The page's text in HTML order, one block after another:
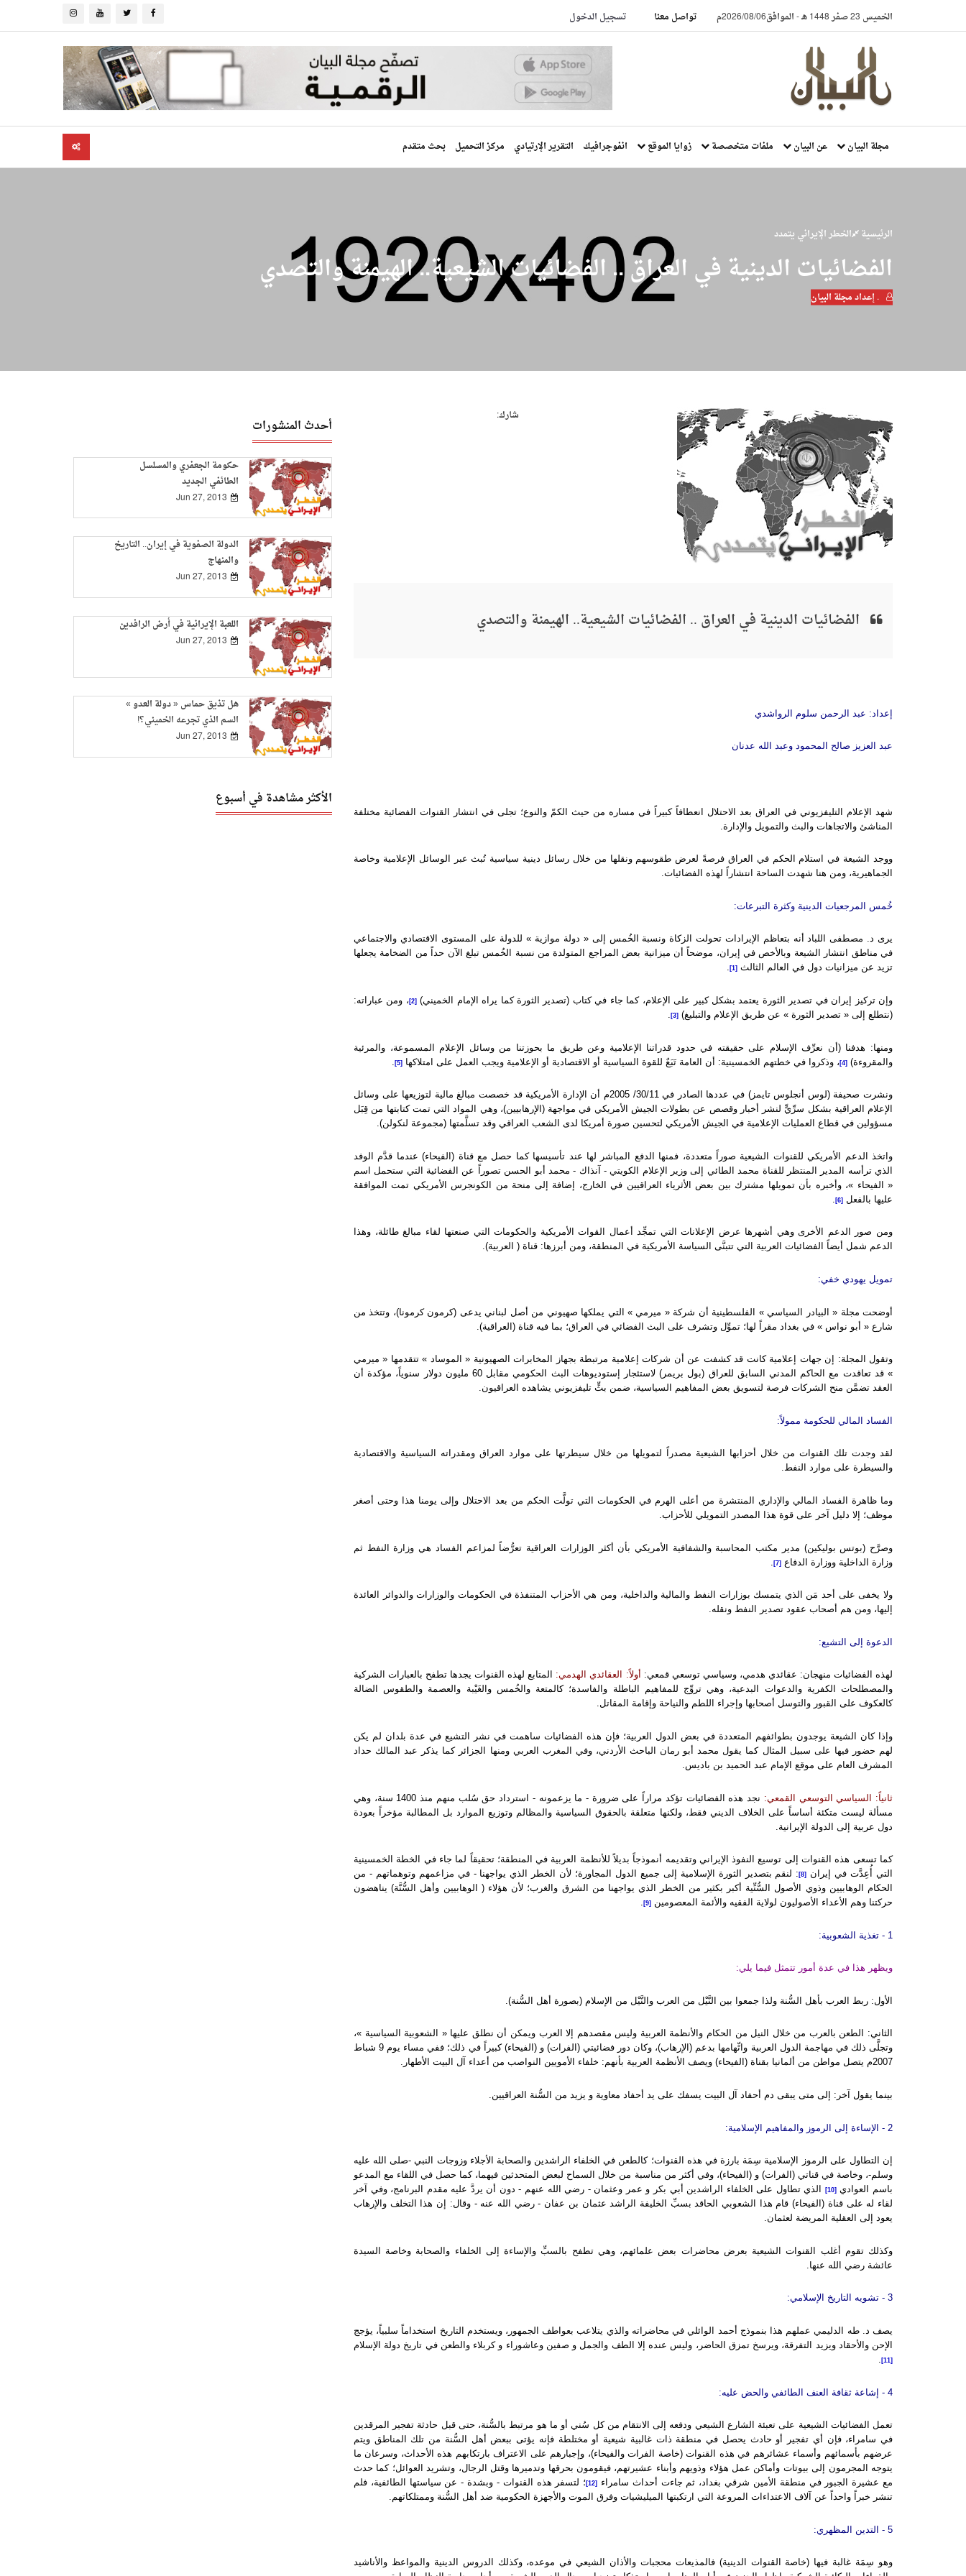
الخميس 23 صفر 1448 هـ -الموافق2026/08/06م تواصل معنا تسجيل الدخول
مجلة البيان عن البيان ملفات متخصصة زوايا الموقع انفوجرافيك التقرير الإرتيادي مركز التحميل بحث متقدم
الرئيسية الخطر الإيراني يتمدد
الفضائيات الدينية في العراق .. الفضائيات الشيعية.. الهيمنة والتصدي
. إعداد مجلة البيان
شارك:
الفضائيات الدينية في العراق .. الفضائيات الشيعية.. الهيمنة والتصدي
إعداد: عبد الرحمن سلوم الرواشدي
عبد العزيز صالح المحمود وعبد الله عدنان
شهد الإعلام التليفزيوني في العراق بعد الاحتلال انعطافاً كبيراً في مساره من حيث الكمّ والنوع؛ تجلى في انتشار القنوات الفضائية مختلفة
المناشئ والاتجاهات والبث والتمويل والإدارة.
ووجد الشيعة في استلام الحكم في العراق فرصةً لعرض طقوسهم ونقلها من خلال رسائل دينية سياسية تُبث عبر الوسائل الإعلامية وخاصة
الجماهيرية، ومن هنا شهدت الساحة انتشاراً لهذه الفضائيات.
خُمس المرجعيات الدينية وكثرة التبرعات:
يرى د. مصطفى اللباد أنه بتعاظم الإيرادات تحولت الزكاة ونسبة الخُمس إلى « دولة موازية » للدولة على المستوى الاقتصادي والاجتماعي
في مناطق انتشار الشيعة وبالأخص في إيران، موضحاً أن ميزانية بعض المراجع المتولدة من نسبة الخُمس تبلغ الآن حداً من الضخامة يجعلها
تزيد عن ميزانيات دول في العالم الثالث [1]
.
وإن تركيز إيران في تصدير الثورة يعتمد بشكل كبير على الإعلام، كما جاء في كتاب (تصدير الثورة كما يراه الإمام الخميني)[2]
، ومن عباراته:
(نتطلع إلى « تصدير الثورة » عن طريق الإعلام والتبليغ) [3]
.
ومنها: هدفنا (أن نعرِّف الإسلام على حقيقته في حدود قدراتنا الإعلامية وعن طريق ما بحوزتنا من وسائل الإعلام المسموعة، والمرئية
والمقروءة) [4] ، وذكروا في خطتهم الخمسينية: أن العامة تَبَعٌ للقوة السياسية أو الاقتصادية أو الإعلامية ويجب العمل على امتلاكها [5]
ونشرت صحيفة (لوس أنجلوس تايمز) في عددها الصادر في 30/11/ 2005م أن الإدارة الأمريكية قد خصصت مبالغ مالية لتوزيعها على وسائل
الإعلام العراقية بشكل سرِّيٍّ لنشر أخبار وقصص عن بطولات الجيش الأمريكي في مواجهة (الإرهابيين)، وهي المواد التي تمت كتابتها من قِبَل
مسؤولين في قطاع العمليات الإعلامية في الجيش الأمريكي لتحسين صورة أمريكا لدى الشعب العراقي وقد تسلَّمتها (مجموعة لنكولن).
واتخذ الدعم الأمريكي للقنوات الشيعية صوراً متعددة، فمنها الدفع المباشر لها عند تأسيسها كما حصل مع قناة (الفيحاء) عندما قدَّم الوفد
الذي ترأسه المدير المنتظر للقناة محمد الطائي إلى وزير الإعلام الكويتي - آنذاك - محمد أبو الحسن تصوراً عن الفضائية التي ستحمل اسم
« الفيحاء »، وأخبره بأن تمويلها مشترك بين بعض الأثرياء العراقيين في الخارج، إضافة إلى منحة من الكونجرس الأمريكي تمت الموافقة
عليها بالفعل [6]
ومن صور الدعم الأخرى وهي أشهرها عرض الإعلانات التي تمجِّد أعمال القوات الأمريكية والحكومات التي صنعتها لقاء مبالغ طائلة، وهذا
الدعم شمل أيضاً الفضائيات العربية التي تتبنَّى السياسة الأمريكية في المنطقة، ومن أبرزها: قناة ( العربية).
تمويل يهودي خفي:
أوضحت مجلة « البيادر السياسي » الفلسطينية أن شركة « ميرمي » التي يملكها صهيوني من أصل لبناني يدعى (كرمون كرمونا)، وتتخذ من
شارع « أبو نواس » في بغداد مقراً لها؛ تموِّل وتشرف على البث الفضائي في العراق؛ بما فيه قناة (العراقية).
وتقول المجلة: إن جهات إعلامية كانت قد كشفت عن أن شركات إعلامية مرتبطة بجهاز المخابرات الصهيونية « الموساد » تتقدمها « ميرمي
» قد تعاقدت مع الحاكم المدني السابق للعراق (بول بريمر) لاستئجار إستوديوهات البث الحكومي مقابل 60 مليون دولار سنوياً، مؤكدة أن
العقد تضمَّن منح الشركات فرصة لتسويق بعض المفاهيم السياسية، ضمن بثٍّ تليفزيوني يشاهده العراقيون.
الفساد المالي للحكومة ممولاً:
لقد وجدت تلك القنوات من خلال أحزابها الشيعية مصدراً لتمويلها من خلال سيطرتها على موارد العراق ومقدراته السياسية والاقتصادية
والسيطرة على موارد النفط.
وما ظاهرة الفساد المالي والإداري المنتشرة من أعلى الهرم في الحكومات التي تولَّت الحكم من بعد الاحتلال وإلى يومنا هذا وحتى أصغر
موظف؛ إلا دليل آخر على قوة هذا المصدر التمويلي للأحزاب.
وصرَّح (بوتس بوليكين) مدير مكتب المحاسبة والشفافية الأمريكي بأن أكثر الوزارات العراقية تعرُّضاً لمزاعم الفساد هي وزارة النفط ثم
وزارة الداخلية ووزارة الدفاع [7]
ولا يخفى على أحد مَن الذي يتمسك بوزارات النفط والمالية والداخلية، ومن هي الأحزاب المتنفذة في الحكومات والوزارات والدوائر العائدة
إليها، ومن هم أصحاب عقود تصدير النفط ونقله.
الدعوة إلى التشيع:
لهذه الفضائيات منهجان: عقائدي هدمي، وسياسي توسعي قمعي: أولاً: العقائدي الهدمي: المتابع لهذه القنوات يجدها تطفح بالعبارات الشركية
والمصطلحات الكفرية والدعوات البدعية، وهي تروِّج للمفاهيم الباطلة والفاسدة؛ كالمتعة والخُمس والغَيْبة والعصمة والطقوس الضالة
كالعكوف على القبور والتوسل أصحابها وإجراء اللطم والنياحة وإقامة المقاتل.
وإذا كان الشيعة يوجدون بطوائفهم المتعددة في بعض الدول العربية؛ فإن هذه الفضائيات ساهمت في نشر التشيع في عدة بلدان لم يكن
لهم حضور فيها على سبيل المثال كما يقول محمد أبو رمان الباحث الأردني، وفي المغرب العربي ومنها الجزائر كما يذكر عبد المالك حداد
المشرف العام على موقع الإمام عبد الحميد بن باديس.
ثانياً: السياسي التوسعي القمعي:
نجد هذه الفضائيات تؤكد مراراً على ضرورة - ما يزعمونه - استرداد حق سُلب منهم منذ 1400 سنة، وهي
مسألة ليست متكئة أساساً على الخلاف الديني فقط، ولكنها متعلقة بالحقوق السياسية والمظالم وتوزيع الموارد بل المطالبة مؤخراً بعودة
دول عربية إلى الدولة الإيرانية.
كما تسعى هذه القنوات إلى توسيع النفوذ الإيراني وتقديمه أنموذجاً بديلاً للأنظمة العربية في المنطقة؛ تحقيقاً لما جاء في الخطة الخمسينية
التي أُعِدَّت في إيران
[8]
: لنقم بتصدير الثورة الإسلامية إلى جميع الدول المجاورة؛ لأن الخطر الذي يواجهنا - في مزاعمهم وتوهماتهم - من
الحكام الوهابيين وذوي الأصول السُّنِّية أكبر بكثير من الخطر الذي يواجهنا من الشرق والغرب؛ لأن هؤلاء ( الوهابيين وأهل السُّنَّة) يناهضون
حركتنا وهم الأعداء الأصوليون لولاية الفقيه والأئمة المعصومين [9]
.
1 - تغذية الشعوبية:
ويظهر هذا في عدة أمور تتمثل فيما يلي:
الأول: ربط العرب بأهل السُّنة ولذا جمعوا بين النَّيْل من العرب والنَّيْل من الإسلام (بصورة أهل السُّنة).
الثاني: الطعن بالعرب من خلال النيل من الحكام والأنظمة العربية وليس مقصدهم إلا العرب ويمكن أن نطلق عليها « الشعوبية السياسية »،
وتجلَّى ذلك في مهاجمة الدول العربية واتِّهامها بدعم (الإرهاب)، وكان دور فضائيتي (الفرات) و (الفيحاء) كبيراً في ذلك؛ ففي مساء يوم 9 شباط
2007م يتصل مواطن من ألمانيا بقناة (الفيحاء) ويصف الأنظمة العربية بأنهم: خلفاء الأمويين النواصب من أعداء آل البيت الأطهار.
بينما يقول آخر: إلى متى يبقى دم أحفاد آل البيت يسفك على يد أحفاد معاوية و يزيد من السُّنة العراقيين.
2 - الإساءة إلى الرموز والمفاهيم الإسلامية:
إن التطاول على الرموز الإسلامية سِمَة بارزة في هذه القنوات؛ كالطعن في الخلفاء الراشدين والصحابة الأجلاء وزوجات النبي -صلى الله عليه
وسلم-، وخاصة في قناتي (الفرات) و (الفيحاء)، وفي أكثر من مناسبة من خلال السماح لبعض المتحدثين فيهما، كما حصل في اللقاء مع المدعو
باسم العوادي[10]
الذي تطاول على الخلفاء الراشدين أبي بكر و عمر وعثمان - رضي الله عنهم - دون أن يردَّ عليه مقدم البرنامج، وفي آخر
لقاء له على قناة (الفيحاء) قام هذا الشعوبي الحاقد بسبِّ الخليفة الراشد عثمان بن عفان - رضي الله عنه - وقال: إن هذا التخلف والإرهاب
يعود إلى العقلية المريضة لعثمان.
وكذلك تقوم أغلب القنوات الشيعية بعرض محاضرات بعض علمائهم، وهي تطفح بالسبِّ والإساءة إلى الخلفاء والصحابة وخاصة السيدة
عائشة رضي الله عنها.
3 - تشويه التاريخ الإسلامي:
يصف د. طه الدليمي عملهم هذا بنموذج أحمد الوائلي في محاضراته والذي يتلاعب بعواطف الجمهور، ويستخدم التاريخ استخداماً سلبياً، يؤجج
الإحن والأحقاد ويزيد التفرقة، ويرسخ تمزق الحاضر، وليس عنده إلا الطف والجمل و صفين وعاشوراء و كربلاء والطعن في تاريخ دولة الإسلام
[11]
.
4 - إشاعة ثقافة العنف الطائفي والحض عليه:
تعمل الفضائيات الشيعية على تعبئة الشارع الشيعي ودفعه إلى الانتقام من كل سُني أو ما هو مرتبط بالسُّنة، حتى قبل حادثة تفجير المرقدين
في سامراء، فإن أي تفجير أو حادث يحصل في منطقة ذات غالبية شيعية أو مختلطة فإنه يؤتى ببعض أهل السُّنة من تلك المناطق ويتم
عرضهم بأسمائهم وأسماء عشائرهم في هذه القنوات (خاصة الفرات والفيحاء)، وإجبارهم على الاعتراف بارتكابهم هذه الأحداث، وسرعان ما
يتوجه المجرمون إلى بيوتات وأماكن عمل هؤلاء وذويهم وأبناء عشيرتهم، فيقومون بحرقها وتدميرها وقتل الرجال، وتشريد العوائل؛ كما حدث
مع عشيرة الجبور في منطقة الأمين شرقي بغداد، ثم جاءت أحداث سامراء
[12]
؛ لتسفر هذه القنوات - وبشدة - عن سياستها الطائفية، فلم
تنشر خبراً واحداً عن آلاف الاعتداءات المروعة التي ارتكبتها الميليشيات وفرق الموت والأجهزة الحكومية ضد أهل السُّنة وممتلكاتهم.
5 - التدين المظهري:
وهو سِمَة غالبة فيها (خاصة القنوات الدينية) فالمذيعات محجبات والأذان الشيعي في موعده، وكذلك الدروس الدينية والمواعظ والأناشيد
أحدث المنشورات
حكومة الجعفري والمسلسل
الطائفي الجديد
Jun 27, 2013
الدولة الصفوية في إيران.. التاريخ
والمنهاج
Jun 27, 2013
اللعبة الإيرانية في أرض الرافدين
Jun 27, 2013
هل تذيق حماس « دولة العدو »
السم الذي تجرعه الخميني؟!
Jun 27, 2013
الأكثر مشاهدة في أسبوع